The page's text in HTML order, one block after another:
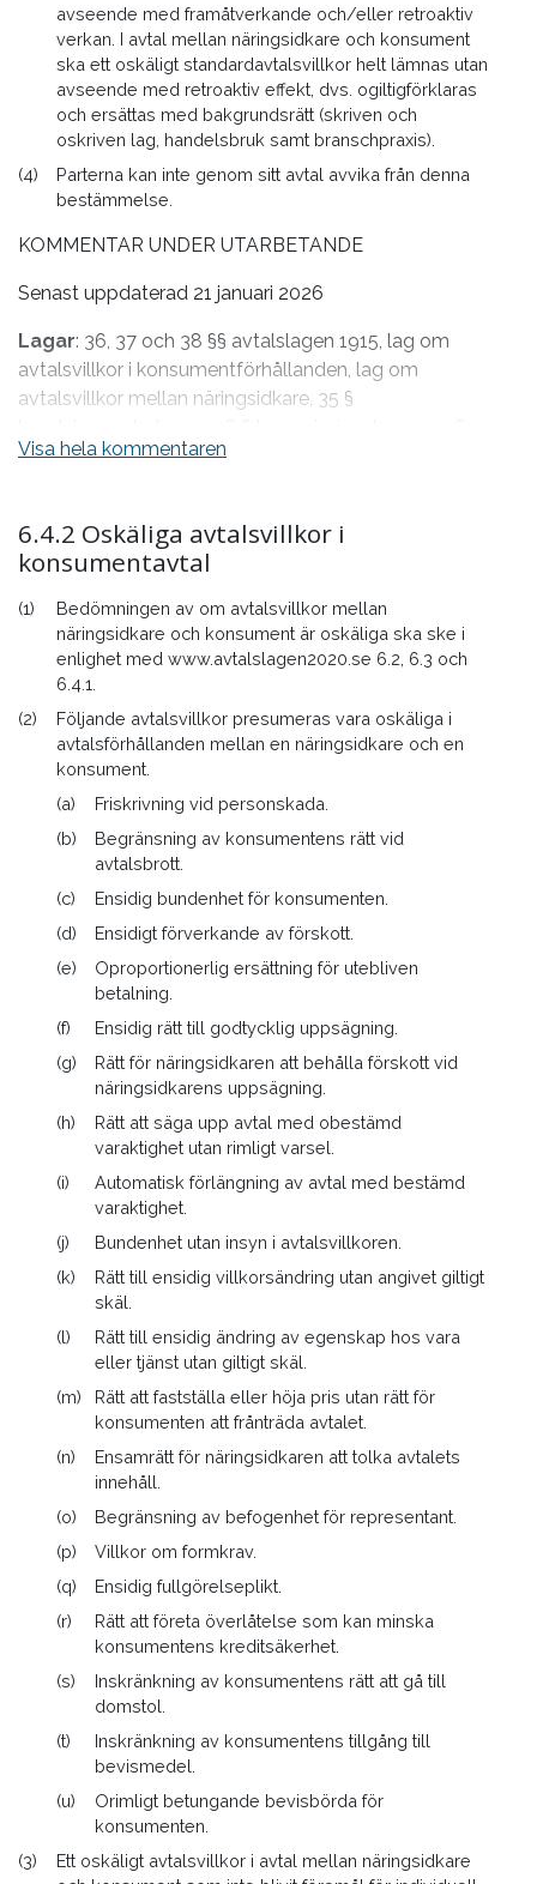
avseende med framåtverkande och/eller retroaktiv
verkan. I avtal mellan näringsidkare och konsument
ska ett oskäligt standardavtalsvillkor helt lämnas utan
avseende med retroaktiv effekt, dvs. ogiltigförklaras
och ersättas med bakgrundsrätt (skriven och
oskriven lag, handelsbruk samt branschpraxis).
(4)
Parterna kan inte genom sitt avtal avvika från denna
bestämmelse.
KOMMENTAR UNDER UTARBETANDE
Senast uppdaterad 21 januari 2026
Lagar: 36, 37 och 38 §§ avtalslagen 1915, lag om
avtalsvillkor i konsumentförhållanden, lag om
avtalsvillkor mellan näringsidkare, 35 §
köplagen, 30 § avtalslagen
483, NJA 1979 s. 666,NJA 1981 s. 400
NJA 1982 s. 613,NJA 1982 s. 800
NJA 1984 s. 280, NJA 1986 s. 388,NJA 1987 s. 639
1989 s. 346,NJA 1992 s. 143,NJA 1992 s. 290, NJA 1992
s. 728 ”Lastbilsleasingen”, NJA 1992 s. 782
2007 s. 758 (obiter), NJA 2007 s. 962 NJA 2009 s. 408
NJA 2009 N3,NJA 2012 s. 498
2014 s. 425 ”Akzo Nobel”, NJA 2014 s. 960
NJA 2016 s. 237
2017 s. 113”Den övertagna överlåtelsebesiktningen”,
2018 s. 19”Traktoråterförsäljaren”,
”Velamsundsfastigheten”, NJA 2019 s. 807
NJA 2020 s. 951”Badrummet i radhuset”,
”Omsättningsmålet”,NJA 2022 s. 82”Lägenheten på
Karlaplan”,NJA 2022 s. 354
ansvarsbegränsning”, NJA 2025 s. 719”Nätkasinot”,
2025 s. 864”Motionsloppen”.
MD 1985:16, MD 1995:3, MD 2000:24; MD 2002:23; MD
2003:12; MD 2004:22, MD 2005:34; MD 2009:35
MÖD 2012:59
PMÖD:s dom 17 april 2019 i 5886-18
Litteratur: J. Ramberg & C. Ramberg, Allmän avtalsrätt,
2025, kap. 6.4 och kap. 8; U. Bernitz, Standardavtalsrätt,
2018, kap. 6; A. Calissendorff, avtalsklausuler om
friskrivning och begränsning av ansvar – särskilt vid köp
av aktiebolag, JT 2023–24 s. 775; L. Edlund, Något om
ansvarsbegränsningar och ansvarsfriskrivningar, JT
en kommentar, 2023, kap. 3; J. Herre, Svensk
& S.O. Johansson, Svensk rättspraxis: Avtals- och
obligationsrätt, SvJT 2020 s. 821
Professionsutövares ansvarsbegränsningar, i Festskrift till
M.B. Andersen, 2018, s. 525; M. Möller, Giltigheten av
avtal om tillägnelse av pant, i festskrift till T. Håstad,
2010, s. 637 ff.; J. Munukka, Utomobligatoriska anspråk
mot avtalsparts kontraktsmedhjälpare och mot
avtalspart, JT 2015-16 s. 410; S.O. Johansson, Grov
vårdslöshet och avtalsfrihet – var står vi idag med
ansvarsfriskrivningar? JT 2015-16 s. 50; C.R. v Post,
Avtalslagen § 36, 1999; C. Ramberg, Skiljedom om
rådgivaransvar, skadeståndsberäkning och prisavdrag,
Visa hela kommentaren
6.4.2 Oskäliga avtalsvillkor i
konsumentavtal
(1)
Bedömningen av om avtalsvillkor mellan
näringsidkare och konsument är oskäliga ska ske i
enlighet med www.avtalslagen2020.se 6.2, 6.3 och
6.4.1.
(2)
Följande avtalsvillkor presumeras vara oskäliga i
avtalsförhållanden mellan en näringsidkare och en
konsument.
(a)
Friskrivning vid personskada.
(b)
Begränsning av konsumentens rätt vid
avtalsbrott.
(c)
Ensidig bundenhet för konsumenten.
(d)
Ensidigt förverkande av förskott.
(e)
Oproportionerlig ersättning för utebliven
betalning.
(f)
Ensidig rätt till godtycklig uppsägning.
(g)
Rätt för näringsidkaren att behålla förskott vid
näringsidkarens uppsägning.
(h)
Rätt att säga upp avtal med obestämd
varaktighet utan rimligt varsel.
(i)
Automatisk förlängning av avtal med bestämd
varaktighet.
(j)
Bundenhet utan insyn i avtalsvillkoren.
(k)
Rätt till ensidig villkorsändring utan angivet giltigt
skäl.
(l)
Rätt till ensidig ändring av egenskap hos vara
eller tjänst utan giltigt skäl.
(m)
Rätt att fastställa eller höja pris utan rätt för
konsumenten att frånträda avtalet.
(n)
Ensamrätt för näringsidkaren att tolka avtalets
innehåll.
(o)
Begränsning av befogenhet för representant.
(p)
Villkor om formkrav.
(q)
Ensidig fullgörelseplikt.
(r)
Rätt att företa överlåtelse som kan minska
konsumentens kreditsäkerhet.
(s)
Inskränkning av konsumentens rätt att gå till
domstol.
(t)
Inskränkning av konsumentens tillgång till
bevismedel.
(u)
Orimligt betungande bevisbörda för
konsumenten.
(3)
Ett oskäligt avtalsvillkor i avtal mellan näringsidkare